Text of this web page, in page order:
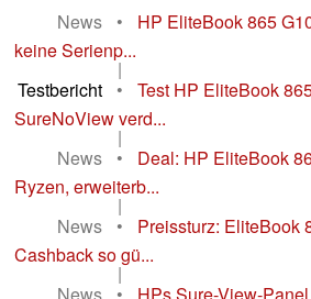
News
•
HP EliteBook 865
keine Serienp...
|
Testbericht
•
Test HP EliteBook
SureNoView verd...
|
News
•
Deal: HP EliteBook
Ryzen, erweiterb...
|
News
•
Preissturz: EliteBook
Cashback so gü...
|